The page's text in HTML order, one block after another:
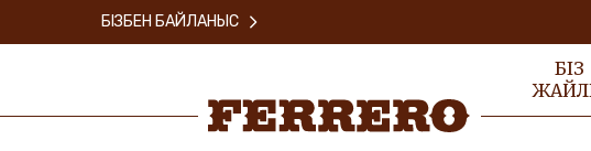
БІЗ
БІЗБЕН БАЙЛАНЫС